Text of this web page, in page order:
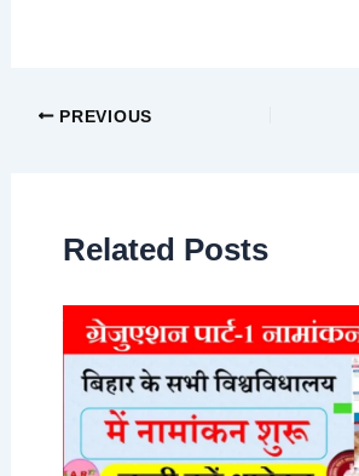
PREVIOUS
Related Posts